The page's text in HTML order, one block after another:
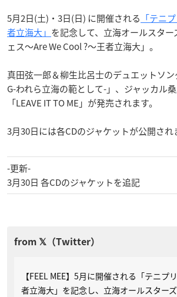
5月2日(土)・3日(日) に開催される 「テニ
者立海大」 を記念して、立海オールスタ
ェス～Are We Cool ?～王者立海大」。
真田弦一郎＆柳生比呂士のデュエットソン
G-われら立海の範として-」、ジャッカル
「LEAVE IT TO ME」が発売されます。
3月30日には各CDのジャケットが公開され
-更新-
3月30日 各CDのジャケットを追記
【FEEL MEE】5月に開催される「テニプ
者立海大」を記念し、立海オールスター